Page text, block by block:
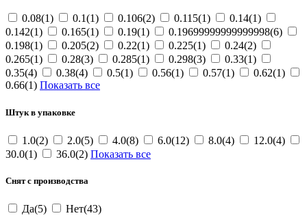
0.08(1) 0.1(1) 0.106(2) 0.115(1)
0.14(1)
0.142(1)
0.165(1) 0.19(1)
0.19699999999999998(6)
0.198(1)
0.205(2) 0.22(1) 0.225(1)
0.24(2)
0.265(1)
0.28(3) 0.285(1) 0.298(3)
0.33(1)
0.35(4)
0.38(4) 0.5(1) 0.56(1) 0.57(1)
0.62(1)
0.66(1) Показать все
Штук в упаковке
1.0(2) 2.0(5) 4.0(8) 6.0(12) 8.0(4)
12.0(4)
30.0(1)
36.0(2) Показать все
Снят с производства
Да(5) Нет(43)